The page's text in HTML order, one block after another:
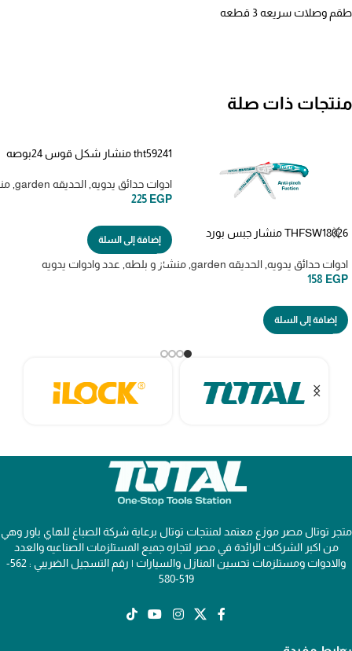
طقم وصلات سريعه 3 قطعه
منتجات ذات صلة
THFSW18026 منشار جبس بورد
ادوات حدائق يدويه الحديقه garden منشار و بلطه عدد وادوات يدويه
158 EGP
إضافة إلى السلة
tht59241 منشار شكل قوس 24بوصه
ادوات حدائق يدويه الحديقه garden
225 EGP
إضافة إلى السلة
متجر توتال مصر موزع معتمد لمنتجات توتال برعاية شركة الصباغ للهاي باور وهي
من اكبر الشركات الرائدة في مصر لتجاره جميع المستلزمات الصناعيه والعدد
والادوات ومستلزمات تحسين المنازل والسيارات | رقم التسجيل الضريبي : 562-
519-580